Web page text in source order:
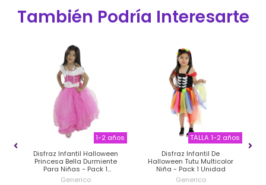
También Podría Interesarte
1-2 años
Disfraz Infantil Halloween
Princesa Bella Durmiente
Para Niñas - Pack 1
Unidad
Generico
TALLA 1-2 años
Disfraz Infantil De
Halloween Tutu Multicolor
Niña - Pack 1 Unidad
Generico